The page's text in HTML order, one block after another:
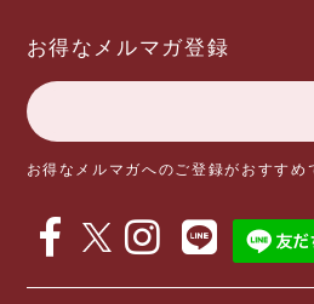
お得なメルマガ登録
お得なメルマガへのご登録がおすすめ